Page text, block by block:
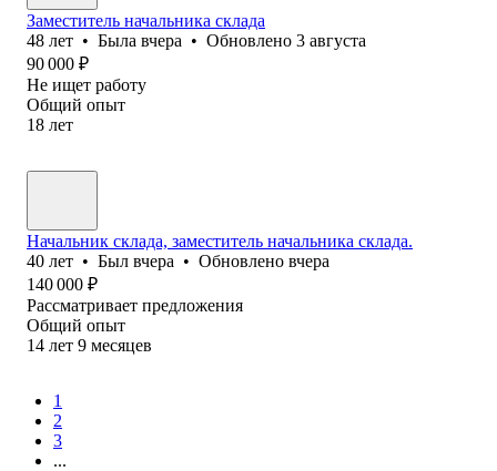
Заместитель начальника склада
48 лет • Была вчера • Обновлено 3 августа
90 000 ₽
Не ищет работу
Общий опыт
18 лет
Начальник склада, заместитель начальника склада.
40 лет • Был вчера • Обновлено вчера
140 000 ₽
Рассматривает предложения
Общий опыт
14 лет 9 месяцев
1
2
3
...